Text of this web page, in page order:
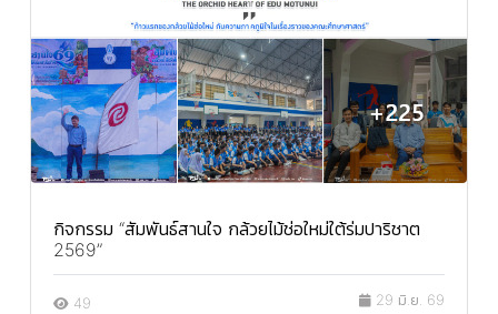
กิจกรรม “สัมพันธ์สานใจ กล้วยไม้ช่อใหม่ใต้ร่มปาริชาต
2569”
49 29 มิ.ย. 69